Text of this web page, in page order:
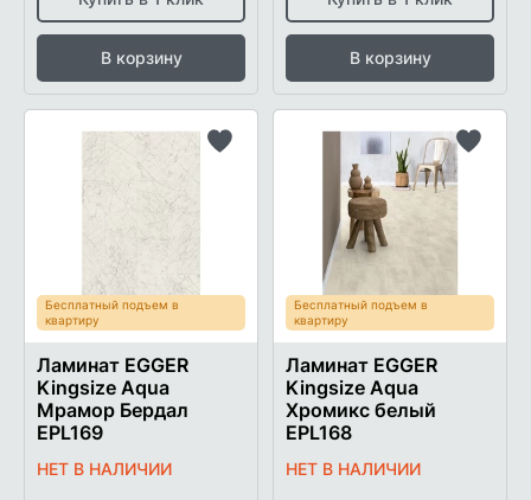
В корзину В корзину
Бесплатный подъем в
квартиру
Ламинат EGGER
Kingsize Aqua
Мрамор Бердал
EPL169
НЕТ В НАЛИЧИИ
Бесплатный подъем в
квартиру
Ламинат EGGER
Kingsize Aqua
Хромикс белый
EPL168
НЕТ В НАЛИЧИИ